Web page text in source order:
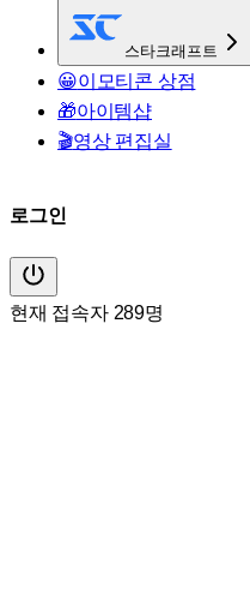
스타크래프트
😀이모티콘 상점
🎁아이템샵
🎬영상 편집실
로그인
현재 접속자 289명